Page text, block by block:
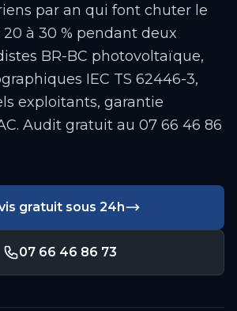
par an qui font chuter le
à 30 % pendant deux
BR-BC photovoltaïque,
IEC TS 62446-3,
exploitants, garantie
Audit gratuit au 07 66 46 86
gratuit sous 24h
07 66 46 86 73